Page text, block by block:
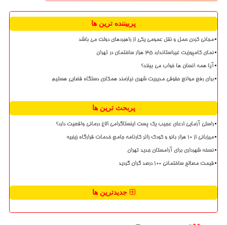
پربیننده ترین ها
مجانی کردن حمل و نقل عمومی یکی از راهبردهای دولت می باشد
نمای کامپوزیت غیراستاندارد ۳۵ هزار ساختمان در تهران
آیا همه انسان ها خواب می بینند؟
برای رفع موانع حقوقی مدیریت شهری نیازمند همکاری دستگاه قضایی هستیم
پربحث ترین ها
راستی آزمایی ادعای عجیب یک پست اینستاگرامی الاغ درمانی واقعیت دارد؟
میزبانی از ۱۰ هزار بانو و کودک زائر کارنامه جامع خدمات قرارگاه زینبیه
نسخه شهرداری برای آرامستان جدید تهران
قیمت مصالح ساختمانی ۱۰۰ درصد گران گردید
جدیدترین ها